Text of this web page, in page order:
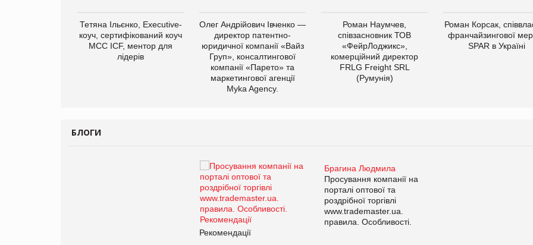
Тетяна Ільєнко, Executive-
коуч, сертифікований коуч
МСС ICF, ментор для
лідерів
Олег Андрійович Івченко —
директор патентно-
юридичної компанії «Вайз
Груп», консалтингової
компанії «Парето» та
маркетингової агенції
Myka Agency.
Роман Наумчев,
співзасновник ТОВ
«ФейрЛоджикс»,
комерційний директор
FRLG Freight SRL
(Румунія)
Роман Корсак,
франчайзингової
SPAR в Україні
БЛОГИ
Брагина Людмила
Просування компанії на
порталі оптової та
роздрібної торгівлі
www.trademaster.ua.
правила. Особливості.
Рекомендації